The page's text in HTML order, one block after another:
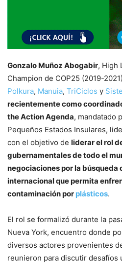
Gonzalo Muñoz Abogabir, High
Champion de COP25 (2019-
Polkura, Manuia, TriCiclos y
recientemente como
the Action Agenda, mandatado
Pequeños Estados Insulares,
con el objetivo de liderar el rol
gubernamentales de todo el
negociaciones por la búsqueda
internacional que permita
contaminación por plásticos.
El rol se formalizó durante la
Nueva York, encuentro donde
diversos actores provenientes
reunieron para discutir desafíos